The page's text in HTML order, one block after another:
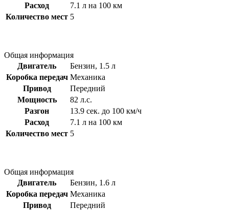
Расход
7.1 л на 100 км
Количество мест 5
Общая информация
Двигатель
Бензин, 1.5 л
Коробка передач Механика
Привод
Передний
Мощность
82 л.с.
Разгон
13.9 сек. до 100 км/ч
Расход
7.1 л на 100 км
Количество мест 5
Общая информация
Двигатель
Бензин, 1.6 л
Коробка передач Механика
Привод
Передний